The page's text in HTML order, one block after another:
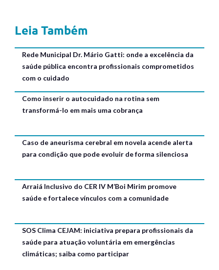
Leia Também
Rede Municipal Dr. Mário Gatti: onde a excelência da
saúde pública encontra profissionais comprometidos
com o cuidado
Como inserir o autocuidado na rotina sem
transformá-lo em mais uma cobrança
Caso de aneurisma cerebral em novela acende alerta
para condição que pode evoluir de forma silenciosa
Arraiá Inclusivo do CER IV M’Boi Mirim promove
saúde e fortalece vínculos com a comunidade
SOS Clima CEJAM: iniciativa prepara profissionais da
saúde para atuação voluntária em emergências
climáticas; saiba como participar